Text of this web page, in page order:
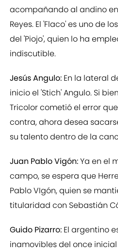
acompañando al andino
Reyes. El 'Flaco' es uno de
del 'Piojo', quien lo ha
indiscutible.
Jesús Angulo: En la lateral
inicio el 'Stich' Angulo. Si
Tricolor cometió el error
contra, ahora desea
su talento dentro de la
Juan Pablo Vigón:Ya en el
campo, se espera que
Pablo VIgón, quien se
titularidad con Sebastián
Guido Pizarro: El argentino
inamovibles del once inicial